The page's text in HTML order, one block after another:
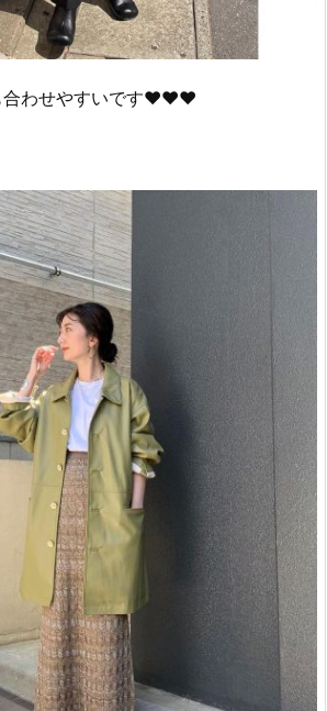
合わせやすいです♥♥♥